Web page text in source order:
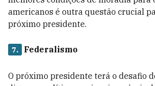
americanos é outra questão crucial
próximo presidente.
7. Federalismo
O próximo presidente terá o desafio